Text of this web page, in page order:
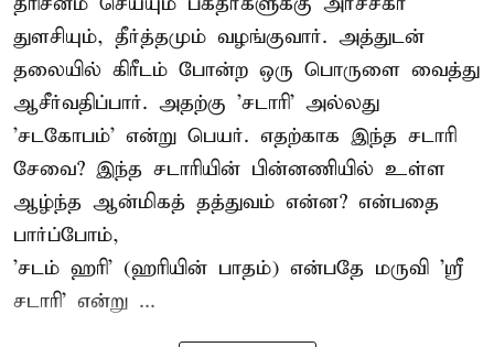
துளசியும், தீர்த்தமும் வழங்குவார். அத்துடன்
தலையில் கிரீடம் போன்ற ஒரு பொருளை வைத்து
ஆசீர்வதிப்பார். அதற்கு 'சடாரி' அல்லது
'சடகோபம்' என்று பெயர். எதற்காக இந்த சடாரி
சேவை? இந்த சடாரியின் பின்னணியில் உள்ள
ஆழ்ந்த ஆன்மிகத் தத்துவம் என்ன? என்பதை
பார்ப்போம்,
'சடம் ஹரி' (ஹரியின் பாதம்) என்பதே மருவி 'ஸ்ரீ
சடாரி' என்று ...